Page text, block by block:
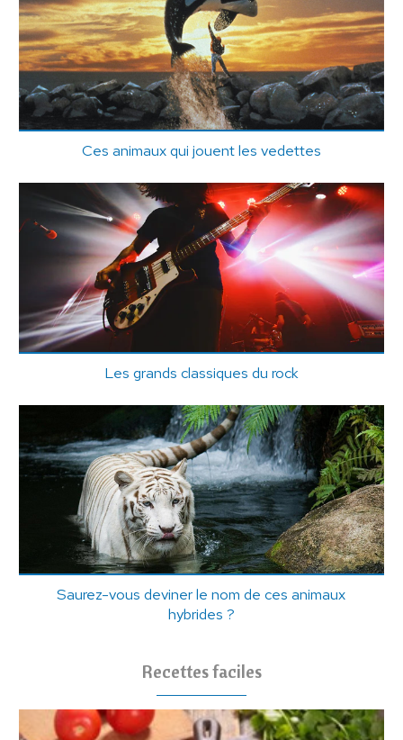
Ces animaux qui jouent les vedettes
Les grands classiques du rock
Saurez-vous deviner le nom de ces animaux
hybrides ?
Recettes faciles